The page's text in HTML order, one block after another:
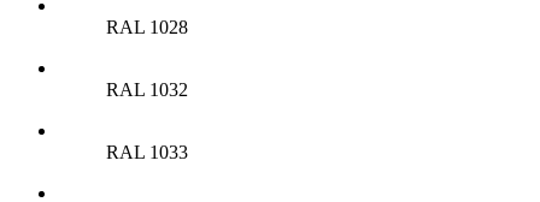
RAL 1028
RAL 1032
RAL 1033